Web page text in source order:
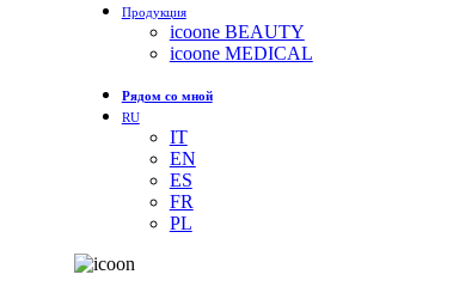
Продукция
icoone BEAUTY
icoone MEDICAL
Рядом со мной
RU
IT
EN
ES
FR
PL